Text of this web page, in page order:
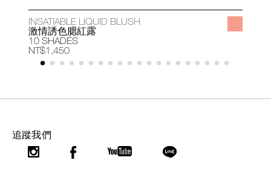
INSATIABLE LIQUID BLUSH
激情誘色腮紅露
10 SHADES
NT$1,450
追蹤我們